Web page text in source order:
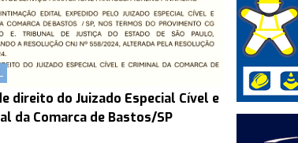
direito do Juizado Especial Cível e
da Comarca de Bastos/SP